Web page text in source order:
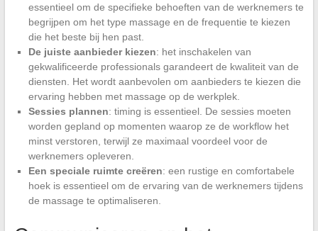
essentieel om de specifieke behoeften van de werknemers te
begrijpen om het type massage en de frequentie te kiezen
die het beste bij hen past.
De juiste aanbieder kiezen: het inschakelen van
gekwalificeerde professionals garandeert de kwaliteit van de
diensten. Het wordt aanbevolen om aanbieders te kiezen die
ervaring hebben met massage op de werkplek.
Sessies plannen: timing is essentieel. De sessies moeten
worden gepland op momenten waarop ze de workflow het
minst verstoren, terwijl ze maximaal voordeel voor de
werknemers opleveren.
Een speciale ruimte creëren: een rustige en comfortabele
hoek is essentieel om de ervaring van de werknemers tijdens
de massage te optimaliseren.